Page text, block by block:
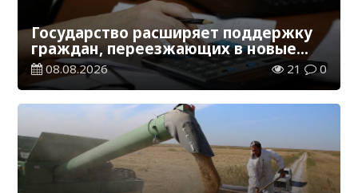
Государство расширяет поддержку
граждан, переезжающих в новые
регионы для работы
08.08.2026 21 0